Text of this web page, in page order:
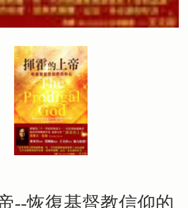
--恢復基督教信仰的